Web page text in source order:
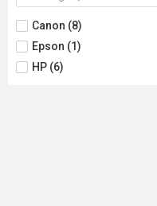
Canon (8)
Epson (1)
HP (6)